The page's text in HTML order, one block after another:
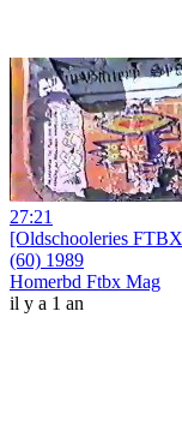
27:21
[Oldschooleries
(60) 1989
Homerbd Ftbx Mag
il y a 1 an